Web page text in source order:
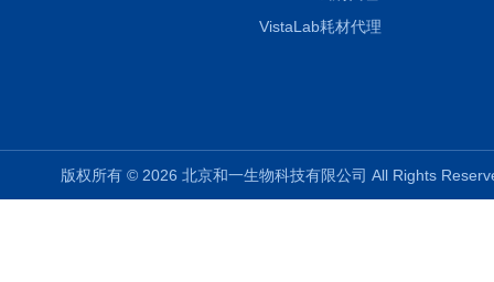
VistaLab耗材代理
版权所有 © 2026 北京和一生物科技有限公司 All Rights